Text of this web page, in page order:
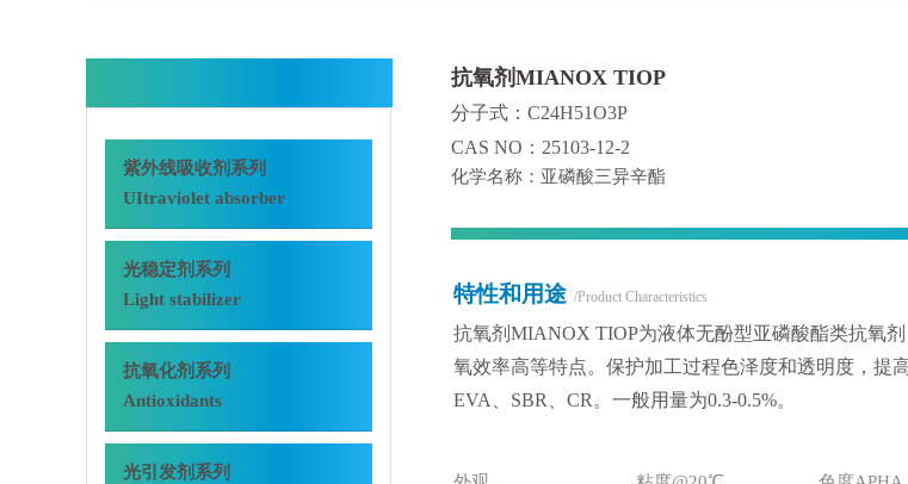
紫外线吸收剂系列
UItraviolet absorber
光稳定剂系列
Light stabilizer
抗氧化剂系列
Antioxidants
光引发剂系列
抗氧剂MIANOX TIOP
分子式：C24H51O3P
CAS NO：25103-12-2
化学名称：亚磷酸三异辛酯
特性和用途 /Product Characteristics
抗氧剂MIANOX TIOP为液体无酚型亚磷酸酯类抗氧
氧效率高等特点。保护加工过程色泽度和透明度，提
EVA、SBR、CR。一般用量为0.3-0.5%。